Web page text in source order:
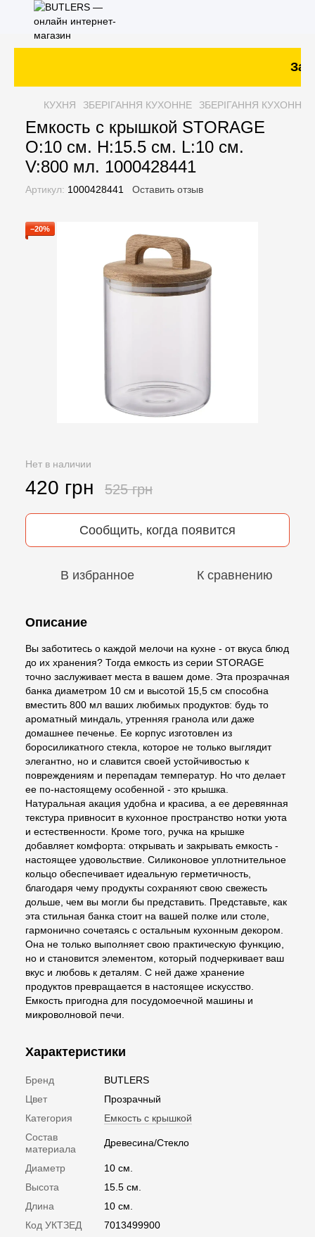
КУХНЯ ЗБЕРІГАННЯ КУХОННЕ ЗБЕРІГАННЯ КУХОННЕ
Емкость с крышкой STORAGE
O:10 см. H:15.5 см. L:10 см.
V:800 мл. 1000428441
Артикул: 1000428441 Оставить отзыв
−20%
Нет в наличии
420 грн 525 грн
Сообщить, когда появится
В избранное К сравнению
Описание
Вы заботитесь о каждой мелочи на кухне - от вкуса блюд
до их хранения? Тогда емкость из серии STORAGE
точно заслуживает места в вашем доме. Эта прозрачная
банка диаметром 10 см и высотой 15,5 см способна
вместить 800 мл ваших любимых продуктов: будь то
ароматный миндаль, утренняя гранола или даже
домашнее печенье. Ее корпус изготовлен из
боросиликатного стекла, которое не только выглядит
элегантно, но и славится своей устойчивостью к
повреждениям и перепадам температур. Но что делает
ее по-настоящему особенной - это крышка.
Натуральная акация удобна и красива, а ее деревянная
текстура привносит в кухонное пространство нотки уюта
и естественности. Кроме того, ручка на крышке
добавляет комфорта: открывать и закрывать емкость -
настоящее удовольствие. Силиконовое уплотнительное
кольцо обеспечивает идеальную герметичность,
благодаря чему продукты сохраняют свою свежесть
дольше, чем вы могли бы представить. Представьте, как
эта стильная банка стоит на вашей полке или столе,
гармонично сочетаясь с остальным кухонным декором.
Она не только выполняет свою практическую функцию,
но и становится элементом, который подчеркивает ваш
вкус и любовь к деталям. С ней даже хранение
продуктов превращается в настоящее искусство.
Емкость пригодна для посудомоечной машины и
микроволновой печи.
Характеристики
Бренд
BUTLERS
Цвет
Прозрачный
Категория
Емкость с крышкой
Состав
материала
Древесина/Стекло
Диаметр
10 см.
Высота
15.5 см.
Длина
10 см.
Код УКТЗЕД
7013499900